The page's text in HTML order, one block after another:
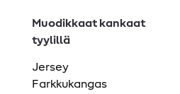
Muodikkaat kankaat
tyylillä
Jersey
Farkkukangas